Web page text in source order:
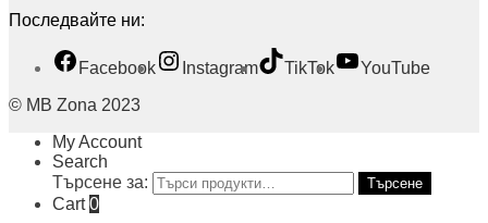
Последвайте ни:
Facebook Instagram TikTok
YouTube
© MB Zona 2023
My Account
Search
Търсене за:
Търсене
Cart0